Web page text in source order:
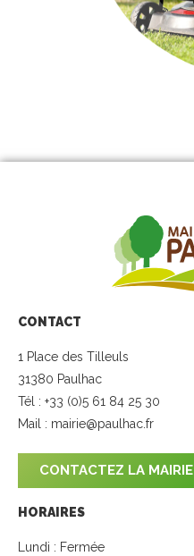
CONTACT
1 Place des Tilleuls
31380 Paulhac
Tél : +33 (0)5 61 84 25 30
Mail : mairie@paulhac.fr
CONTACTEZ LA MAIRIE
HORAIRES
Lundi : Fermée